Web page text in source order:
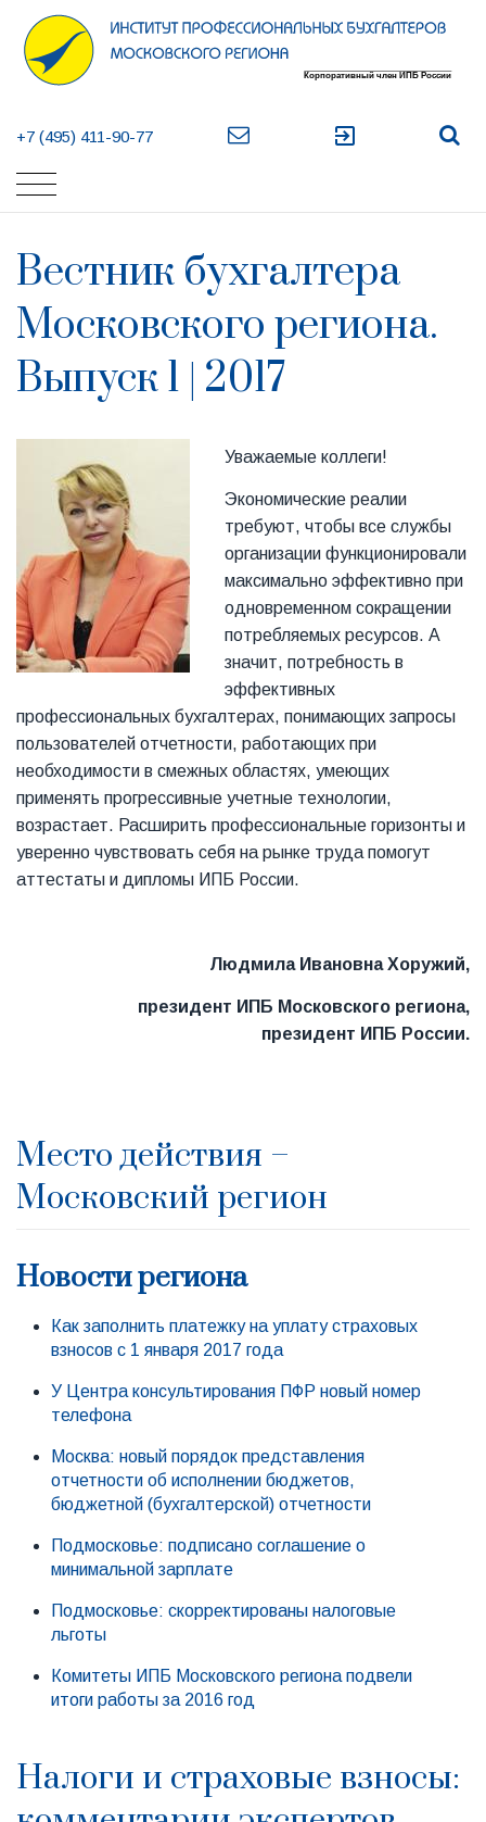
+7 (495) 411-90-77 exit_to_app
Вестник бухгалтера
Московского региона.
Выпуск 1 | 2017
Уважаемые коллеги!
Экономические реалии
требуют, чтобы все службы
организации функционировали
максимально эффективно при
одновременном сокращении
потребляемых ресурсов. А
значит, потребность в
эффективных
профессиональных бухгалтерах, понимающих запросы
пользователей отчетности, работающих при
необходимости в смежных областях, умеющих
применять прогрессивные учетные технологии,
возрастает. Расширить профессиональные горизонты и
уверенно чувствовать себя на рынке труда помогут
аттестаты и дипломы ИПБ России.
Людмила Ивановна Хоружий,
президент ИПБ Московского региона,
президент ИПБ России.
Место действия –
Московский регион
Новости региона
Как заполнить платежку на уплату страховых
взносов с 1 января 2017 года
У Центра консультирования ПФР новый номер
телефона
Москва: новый порядок представления
отчетности об исполнении бюджетов,
бюджетной (бухгалтерской) отчетности
Подмосковье: подписано соглашение о
минимальной зарплате
Подмосковье: скорректированы налоговые
льготы
Комитеты ИПБ Московского региона подвели
итоги работы за 2016 год
Налоги и страховые взносы: